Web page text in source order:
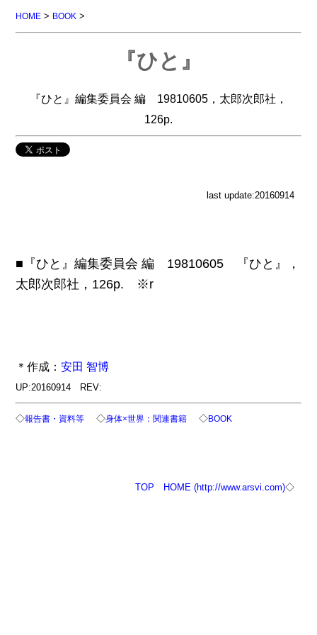
HOME > BOOK >
『ひと』
『ひと』編集委員会 編 19810605，太郎次郎社，
126p.
last update:20160914
■『ひと』編集委員会 編 19810605 『ひと』，
太郎次郎社，126p. ※r
＊作成：安田 智博
UP:20160914 REV:
◇報告書・資料等 ◇身体×世界：関連書籍 ◇BOOK
TOP HOME (http://www.arsvi.com)◇